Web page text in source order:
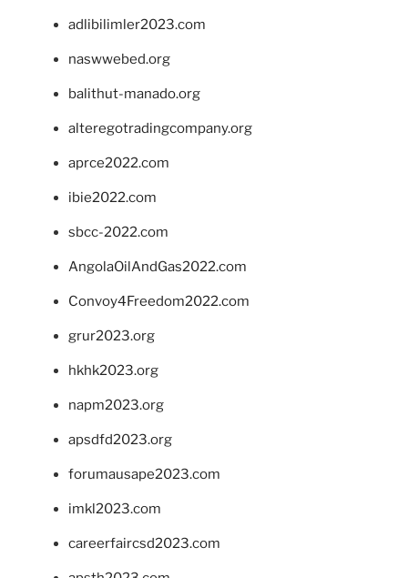
adlibilimler2023.com
naswwebed.org
balithut-manado.org
alteregotradingcompany.org
aprce2022.com
ibie2022.com
sbcc-2022.com
AngolaOilAndGas2022.com
Convoy4Freedom2022.com
grur2023.org
hkhk2023.org
napm2023.org
apsdfd2023.org
forumausape2023.com
imkl2023.com
careerfaircsd2023.com